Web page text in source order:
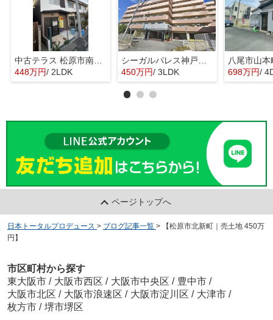
中古テラス 松原市南新町1
448万円/ 2LDK
450万円/ 3LDK 698万円/
ページトップへ
日本トータルプロデュース > ブログ記事一覧 >
【松原市北新町｜売土地 450万
円】
市区町村から探す
東大阪市 / 大阪市西区 / 大阪市中央区 / 豊中市 /
大阪市北区 / 大阪市浪速区 / 大阪市淀川区 / 大津市 /
枚方市 / 堺市堺区